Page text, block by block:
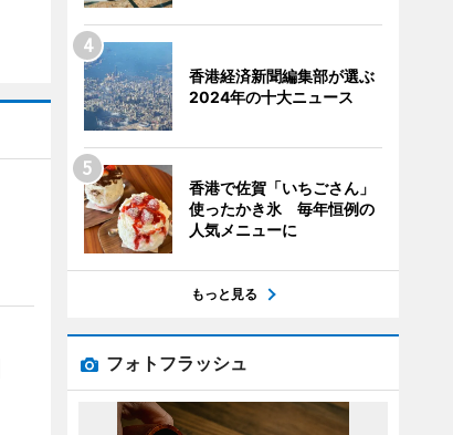
香港経済新聞編集部が選ぶ
2024年の十大ニュース
香港で佐賀「いちごさん」
使ったかき氷 毎年恒例の
人気メニューに
もっと見る
フォトフラッシュ